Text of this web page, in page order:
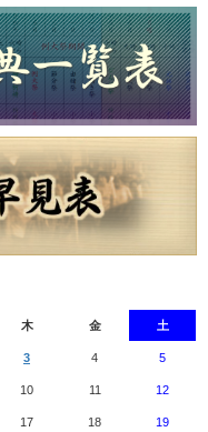
木 金 土
3 4 5
10 11 12
17 18 19